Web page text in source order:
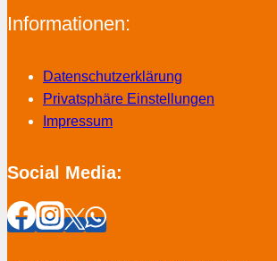
Informationen:
Datenschutzerklärung
Privatsphäre Einstellungen
Impressum
Social Media: